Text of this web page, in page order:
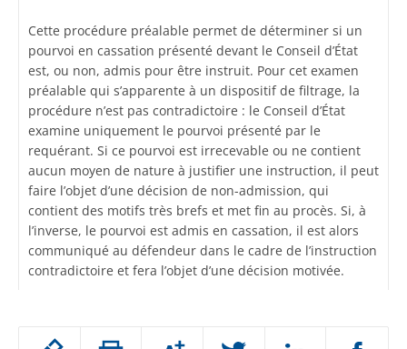
Passer
Cette procédure préalable permet de déterminer si un
pourvoi en cassation présenté devant le Conseil d’État
est, ou non, admis pour être instruit. Pour cet examen
préalable qui s’apparente à un dispositif de filtrage, la
procédure n’est pas contradictoire : le Conseil d’État
examine uniquement le pourvoi présenté par le
requérant. Si ce pourvoi est irrecevable ou ne contient
aucun moyen de nature à justifier une instruction, il peut
faire l’objet d’une décision de non-admission, qui
contient des motifs très brefs et met fin au procès. Si, à
l’inverse, le pourvoi est admis en cassation, il est alors
communiqué au défendeur dans le cadre de l’instruction
contradictoire et fera l’objet d’une décision motivée.